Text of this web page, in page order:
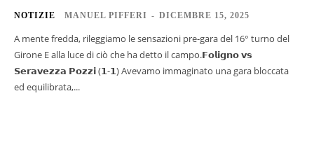
NOTIZIE MANUEL PIFFERI - DICEMBRE 15, 2025
A mente fredda, rileggiamo le sensazioni pre-gara del 16° turno del
Girone E alla luce di ciò che ha detto il campo.𝗙𝗼𝗹𝗶𝗴𝗻𝗼 𝘃𝘀
𝗦𝗲𝗿𝗮𝘃𝗲𝘇𝘇𝗮 𝗣𝗼𝘇𝘇𝗶 (𝟭-𝟭) Avevamo immaginato una gara bloccata
ed equilibrata,...